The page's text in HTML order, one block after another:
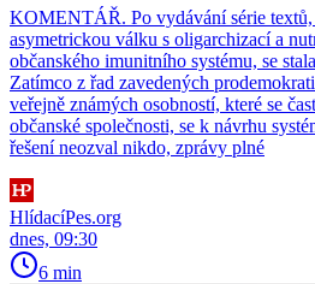
KOMENTÁŘ. Po vydávání série textů,
asymetrickou válku s oligarchizací a
občanského imunitního systému, se
Zatímco z řad zavedených
veřejně známých osobností, které se
občanské společnosti, se k návrhu
řešení neozval nikdo, zprávy plné
HlídacíPes.org
dnes, 09:30
6 min